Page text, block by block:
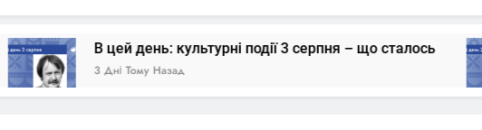
В цей день: культурні події 3 серпня – що сталось
3 Дні Тому Назад